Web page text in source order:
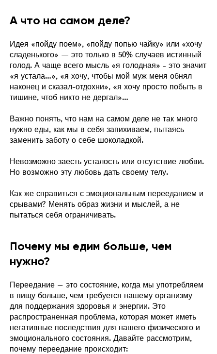
А что на самом деле?
Идея «пойду поем», «пойду попью чайку» или «хочу
сладенького» — это только в 50% случаев истинный
голод. А чаще всего мысль «я голодная» - это значит
«я устала…», «я хочу, чтобы мой муж меня обнял
наконец и сказал-отдохни», «я хочу просто побыть в
тишине, чтоб никто не дергал»…
Важно понять, что нам на самом деле не так много
нужно еды, как мы в себя запихиваем, пытаясь
заменить заботу о себе шоколадкой.
Невозможно заесть усталость или отсутствие любви.
Но возможно эту любовь дать своему телу.
Как же справиться с эмоциональным перееданием и
срывами? Менять образ жизни и мыслей, а не
пытаться себя ограничивать.
Почему мы едим больше, чем
нужно?
Переедание – это состояние, когда мы употребляем
в пищу больше, чем требуется нашему организму
для поддержания здоровья и энергии. Это
распространенная проблема, которая может иметь
негативные последствия для нашего физического и
эмоционального состояния. Давайте рассмотрим,
почему переедание происходит: